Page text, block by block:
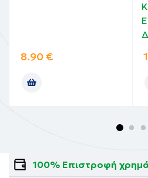
8.90 €
100% Επιστροφή